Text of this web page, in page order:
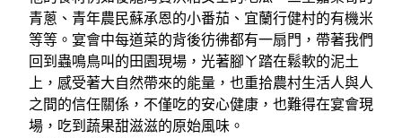
青蔥、青年農民蘇承恩的小番茄、宜蘭行健村的有機米
等等。宴會中每道菜的背後彷彿都有一扇門，帶著我們
回到蟲鳴鳥叫的田園現場，光著腳ㄚ踏在鬆軟的泥土
上，感受著大自然帶來的能量，也重拾農村生活人與人
之間的信任關係，不僅吃的安心健康，也難得在宴會現
場，吃到蔬果甜滋滋的原始風味。